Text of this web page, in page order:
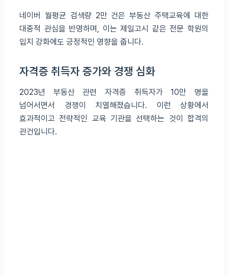
네이버 월평균 검색량 2만 건은 부동산 주택교육에 대한
대중적 관심을 반영하며, 이는 제일고시 같은 전문 학원의
입지 강화에도 긍정적인 영향을 줍니다.
자격증 취득자 증가와 경쟁 심화
2023년 부동산 관련 자격증 취득자가 10만 명을
넘어서면서 경쟁이 치열해졌습니다. 이런 상황에서
효과적이고 전략적인 교육 기관을 선택하는 것이 합격의
관건입니다.